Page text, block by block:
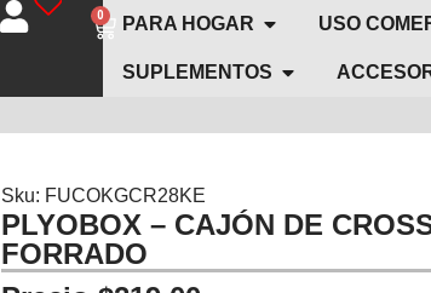
0 PARA HOGAR USO
SUPLEMENTOS
Sku: FUCOKGCR28KE
PLYOBOX – CAJÓN DE
FORRADO